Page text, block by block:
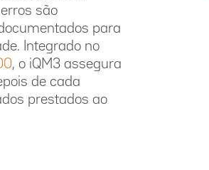
são
para
Integrado no
, o iQM3 assegura
de cada
prestados ao